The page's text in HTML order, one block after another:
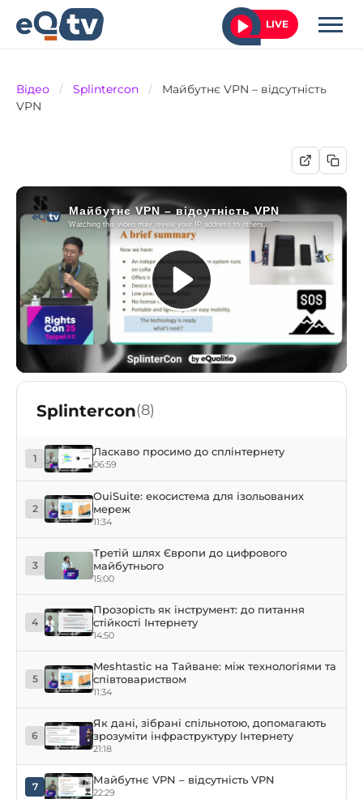
LIVE
Відео / Splintercon /
Майбутнє VPN – відсутність
VPN
Splintercon(8)
1 Ласкаво просимо до сплінтернету
06:59
2
OuiSuite: екосистема для ізольованих
мереж
11:34
3
Третій шлях Європи до цифрового
майбутнього
15:00
4
Прозорість як інструмент: до питання
стійкості Інтернету
14:50
5
Meshtastic на Тайване: між технологіями та
співтовариством
11:34
6
Як дані, зібрані спільнотою, допомагають
зрозуміти інфраструктуру Інтернету
21:18
7 Майбутнє VPN – відсутність VPN
22:29